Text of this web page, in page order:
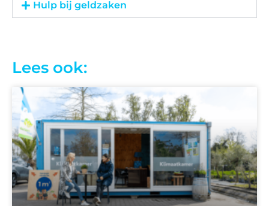
Hulp bij geldzaken
Lees ook: